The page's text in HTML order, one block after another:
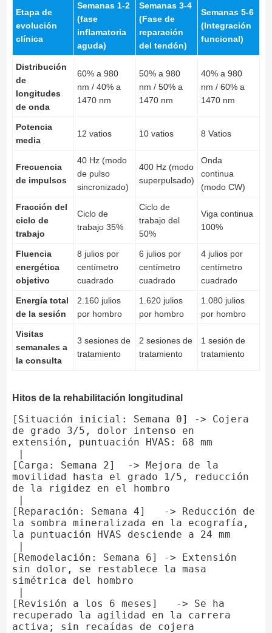
Etapa de
evolución
clínica
Semanas 1-2
(fase
inflamatoria
aguda)
Semanas 3-4
(Fase de
reparación
del tendón)
Semanas 5-6
(Integración
funcional)
Distribución
de
longitudes
de onda
60% a 980
nm / 40% a
1470 nm
50% a 980
nm / 50% a
1470 nm
40% a 980
nm / 60% a
1470 nm
Potencia
media
12 vatios 10 vatios 8 Vatios
Frecuencia
de impulsos
40 Hz (modo
de pulso
sincronizado)
400 Hz (modo
superpulsado)
Onda
continua
(modo CW)
Fracción del
ciclo de
trabajo
Ciclo de
trabajo 35%
Ciclo de
trabajo del
50%
Viga continua
100%
Fluencia
energética
objetivo
8 julios por
centímetro
cuadrado
6 julios por
centímetro
cuadrado
4 julios por
centímetro
cuadrado
Energía total
de la sesión
2.160 julios
por hombro
1.620 julios
por hombro
1.080 julios
por hombro
Visitas
semanales a
la consulta
3 sesiones de
tratamiento
2 sesiones de
tratamiento
1 sesión de
tratamiento
Hitos de la rehabilitación longitudinal
[Situación inicial: Semana 0] -> Cojera
de grado 3/5, dolor intenso en
extensión, puntuación HVAS: 68 mm
[Carga: Semana 2]  -> Mejora de la
movilidad hasta el grado 1/5, reducción
de la rigidez en el hombro
[Reparación: Semana 4]   -> Reducción de
la sombra mineralizada en la ecografía,
la puntuación HVAS desciende a 24 mm
[Remodelación: Semana 6] -> Extensión
sin dolor, se restablece la masa
simétrica del hombro
[Revisión a los 6 meses]   -> Se ha
recuperado la agilidad en la carrera